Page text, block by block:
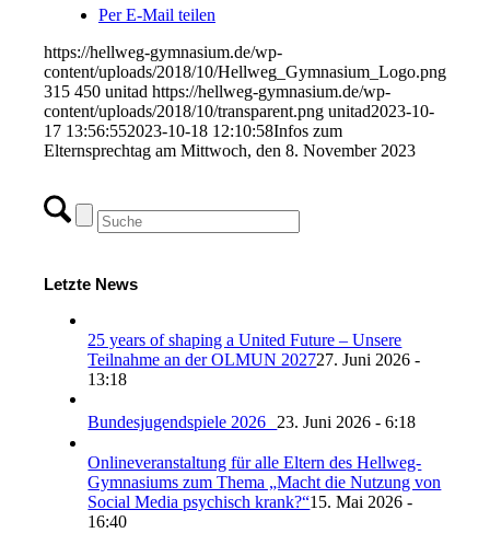
Per E-Mail teilen
https://hellweg-gymnasium.de/wp-
content/uploads/2018/10/Hellweg_Gymnasium_Logo.png
315 450 unitad https://hellweg-gymnasium.de/wp-
content/uploads/2018/10/transparent.png unitad2023-10-
17 13:56:552023-10-18 12:10:58Infos zum
Elternsprechtag am Mittwoch, den 8. November 2023
Letzte News
25 years of shaping a United Future – Unsere
Teilnahme an der OLMUN 202727. Juni 2026 -
13:18
Bundesjugendspiele 2026 23. Juni 2026 - 6:18
Onlineveranstaltung für alle Eltern des Hellweg-
Gymnasiums zum Thema „Macht die Nutzung von
Social Media psychisch krank?“15. Mai 2026 -
16:40